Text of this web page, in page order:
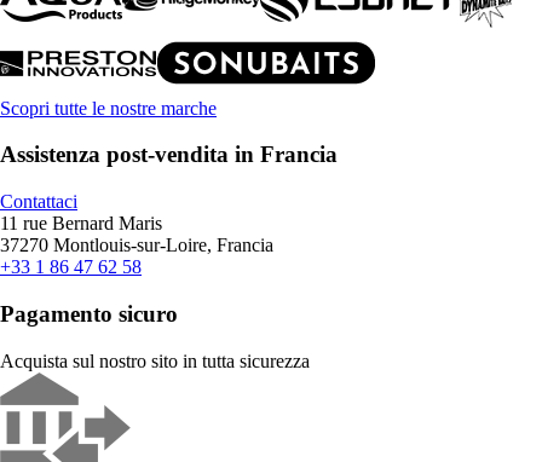
Scopri tutte le nostre marche
Assistenza post-vendita in Francia
Contattaci
11 rue Bernard Maris
37270 Montlouis-sur-Loire, Francia
+33 1 86 47 62 58
Pagamento sicuro
Acquista sul nostro sito in tutta sicurezza